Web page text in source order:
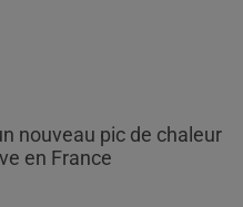
nouveau pic de chaleur
en France